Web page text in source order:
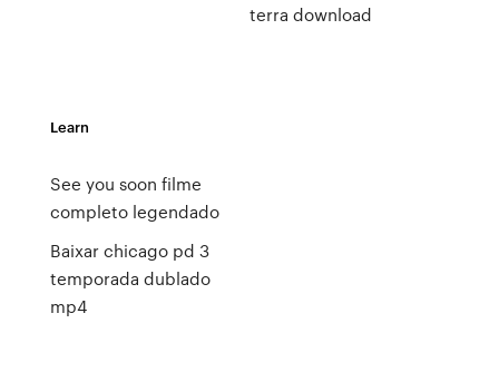
terra download
Learn
See you soon filme
completo legendado
Baixar chicago pd 3
temporada dublado
mp4